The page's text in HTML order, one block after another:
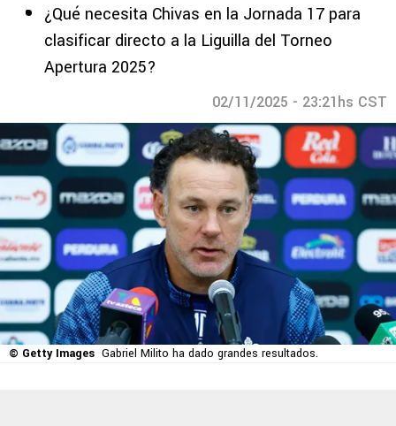
¿Qué necesita Chivas en la Jornada 17 para
clasificar directo a la Liguilla del Torneo
Apertura 2025?
02/11/2025 - 23:21hs CST
© Getty Images Gabriel Milito ha dado grandes resultados.